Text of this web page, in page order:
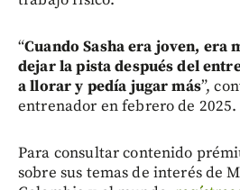
“Cuando Sasha era joven,
dejar la pista después del
a llorar y pedía jugar más”,
entrenador en febrero de 2025.
Para consultar contenido
sobre sus temas de interés de